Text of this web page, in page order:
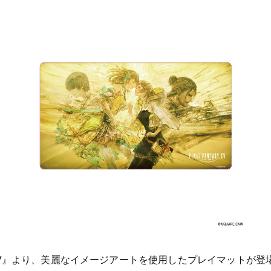
』より、美麗なイメージアートを使用したプレイマットが登